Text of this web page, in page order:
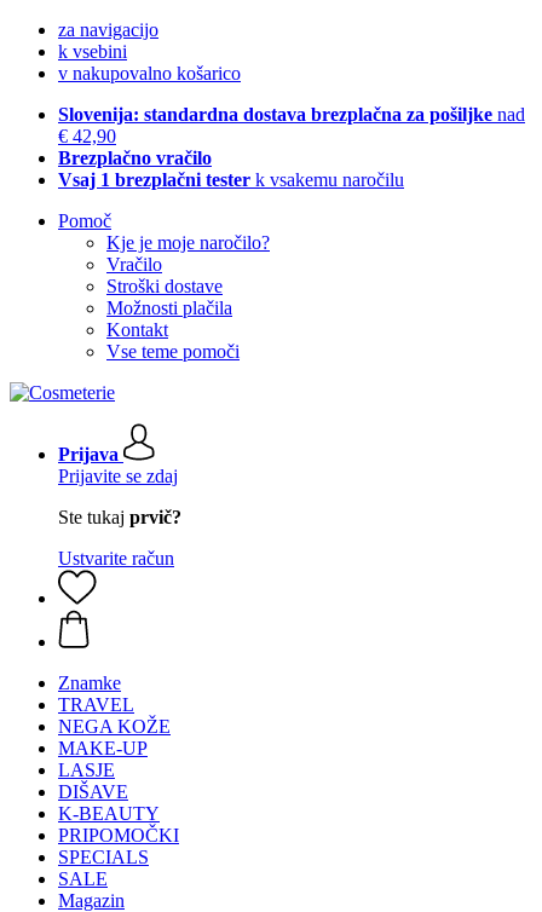
za navigacijo
k vsebini
v nakupovalno košarico
Slovenija: standardna dostava brezplačna za pošiljke nad
€ 42,90
Brezplačno vračilo
Vsaj 1 brezplačni tester k vsakemu naročilu
Pomoč
Kje je moje naročilo?
Vračilo
Stroški dostave
Možnosti plačila
Kontakt
Vse teme pomoči
Prijava
Prijavite se zdaj
Ste tukaj prvič?
Ustvarite račun
Znamke
TRAVEL
NEGA KOŽE
MAKE-UP
LASJE
DIŠAVE
K-BEAUTY
PRIPOMOČKI
SPECIALS
SALE
Magazin